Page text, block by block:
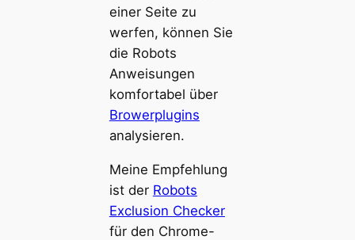
einer Seite zu
werfen, können Sie
die Robots
Anweisungen
komfortabel über
Browerplugins
analysieren.
Meine Empfehlung
ist der Robots
Exclusion Checker
für den Chrome-